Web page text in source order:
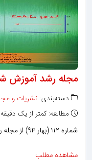
مجله رشد آموزش
دسته‌بندی: نشریات و
مطالعه: کمتر از یک دقیقه
شماره ۱۱۲ (بهار ۹۴) از مجله رشد آموزش شیمی منتشر شد.
مشاهده مطلب